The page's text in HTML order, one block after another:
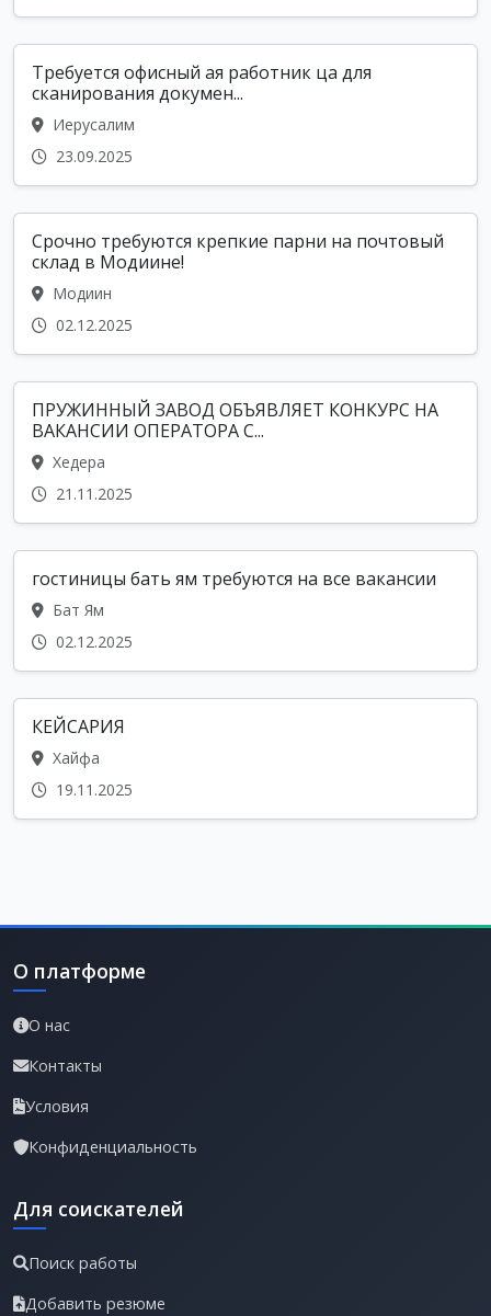
Требуется офисный ая работник ца для
сканирования докумен...
Иерусалим
23.09.2025
Срочно требуются крепкие парни на почтовый
склад в Модиине!
Модиин
02.12.2025
ПРУЖИННЫЙ ЗАВОД ОБЪЯВЛЯЕТ КОНКУРС НА
ВАКАНСИИ ОПЕРАТОРА С...
Хедера
21.11.2025
гостиницы бать ям требуются на все вакансии
Бат Ям
02.12.2025
КЕЙСАРИЯ
Хайфа
19.11.2025
О платформе
О нас
Контакты
Условия
Конфиденциальность
Для соискателей
Поиск работы
Добавить резюме